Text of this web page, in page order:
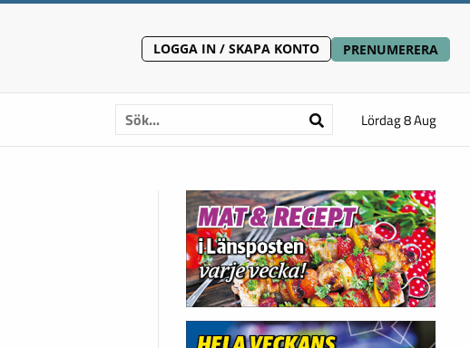
LOGGA IN / SKAPA KONTO PRENUMERERA
Lördag 8 Aug